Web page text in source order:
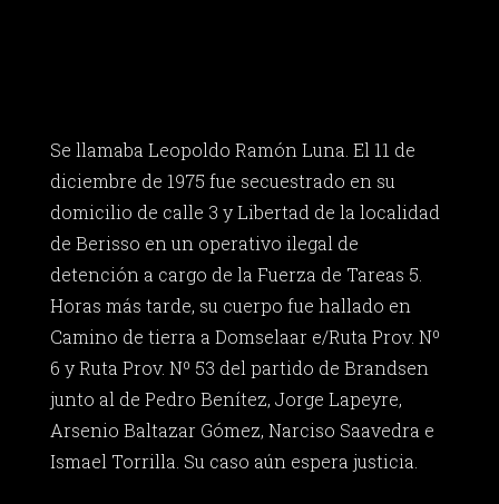
Se llamaba Leopoldo Ramón Luna. El 11 de
diciembre de 1975 fue secuestrado en su
domicilio de calle 3 y Libertad de la localidad
de Berisso en un operativo ilegal de
detención a cargo de la Fuerza de Tareas 5.
Horas más tarde, su cuerpo fue hallado en
Camino de tierra a Domselaar e/Ruta Prov. Nº
6 y Ruta Prov. Nº 53 del partido de Brandsen
junto al de Pedro Benítez, Jorge Lapeyre,
Arsenio Baltazar Gómez, Narciso Saavedra e
Ismael Torrilla. Su caso aún espera justicia.